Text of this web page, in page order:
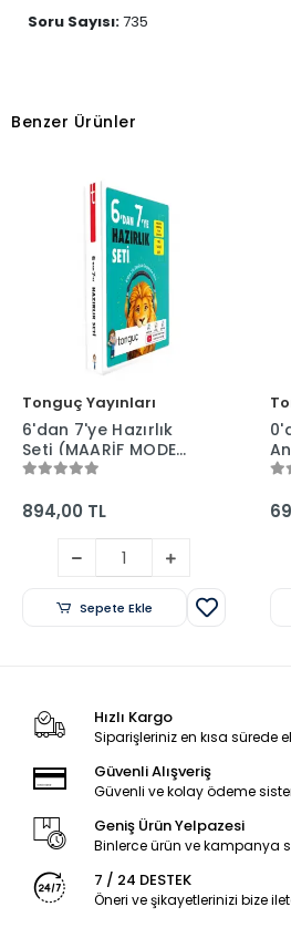
Soru Sayısı:735
Benzer Ürünler
Tonguç Yayınları
6'dan 7'ye Hazırlık
Seti (MAARİF MODEL)
- Tonguç Yayınları
894,00 TL
Sepete Ekle
Hızlı Kargo
Siparişleriniz en kısa sürede
Güvenli Alışveriş
Güvenli ve kolay ödeme
Geniş Ürün Yelpazesi
Binlerce ürün ve kampanya
7 / 24 DESTEK
Öneri ve şikayetlerinizi bize